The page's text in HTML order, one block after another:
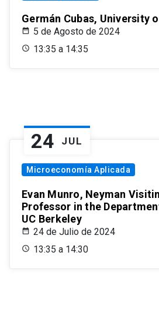
Germán Cubas, University
5 de Agosto de 2024
13:35 a 14:35
24 JUL
Microeconomía Aplicada
Evan Munro, Neyman
Professor in the
UC Berkeley
24 de Julio de 2024
13:35 a 14:30